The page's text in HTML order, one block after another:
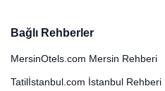
Bağlı Rehberler
MersinOtels.com Mersin Rehberi
Tatilİstanbul.com İstanbul Rehberi